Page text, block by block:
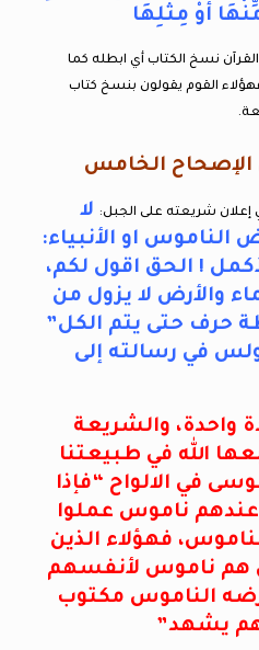
أَوْ مِثْلِهَا
نسخ الكتاب أي ابطله كما
القوم يقولون بنسخ كتاب
الإصحاح الخامس
شريعته على الجبل: لا
الناموس او الأنبياء:
! الحق اقول لكم،
والأرض لا يزول من
حرف حتى يتم الكل”
في رسالته إلى
واحدة، والشريعة
الله في طبيعتنا
في الالواح “فإذا
عندهم ناموس عملوا
فهؤلاء الذين
ناموس لأنفسهم
الناموس مكتوب
يشهد”